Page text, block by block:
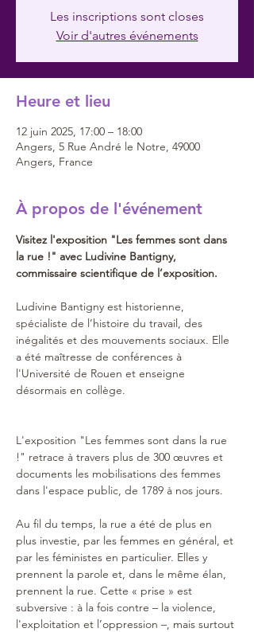
Les inscriptions sont closes
Voir d'autres événements
Heure et lieu
12 juin 2025, 17:00 – 18:00
Angers, 5 Rue André le Notre, 49000
Angers, France
À propos de l'événement
Visitez l'exposition "Les femmes sont dans
la rue !" avec Ludivine Bantigny,
commissaire scientifique de l’exposition.
Ludivine Bantigny est historienne,
spécialiste de l’histoire du travail, des
inégalités et des mouvements sociaux. Elle
a été maîtresse de conférences à
l'Université de Rouen et enseigne
désormais en collège.
L'exposition "Les femmes sont dans la rue
!" retrace à travers plus de 300 œuvres et
documents les mobilisations des femmes
dans l'espace public, de 1789 à nos jours.
Au fil du temps, la rue a été de plus en
plus investie, par les femmes en général, et
par les féministes en particulier. Elles y
prennent la parole et, dans le même élan,
prennent la rue. Cette « prise » est
subversive : à la fois contre – la violence,
l'exploitation et l’oppression –, mais surtout